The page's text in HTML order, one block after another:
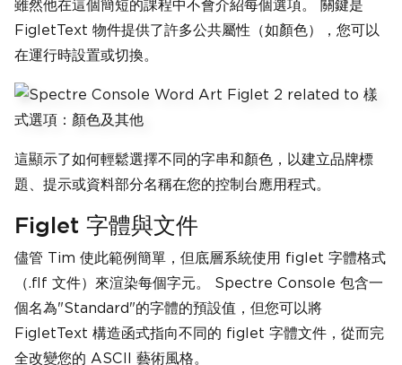
雖然他在這個簡短的課程中不會介紹每個選項。 關鍵是
FigletText 物件提供了許多公共屬性（如顏色），您可以
在運行時設置或切換。
這顯示了如何輕鬆選擇不同的字串和顏色，以建立品牌標
題、提示或資料部分名稱在您的控制台應用程式。
Figlet 字體與文件
儘管 Tim 使此範例簡單，但底層系統使用 figlet 字體格式
（.flf 文件）來渲染每個字元。 Spectre Console 包含一
個名為"Standard"的字體的預設值，但您可以將
FigletText 構造函式指向不同的 figlet 字體文件，從而完
全改變您的 ASCII 藝術風格。